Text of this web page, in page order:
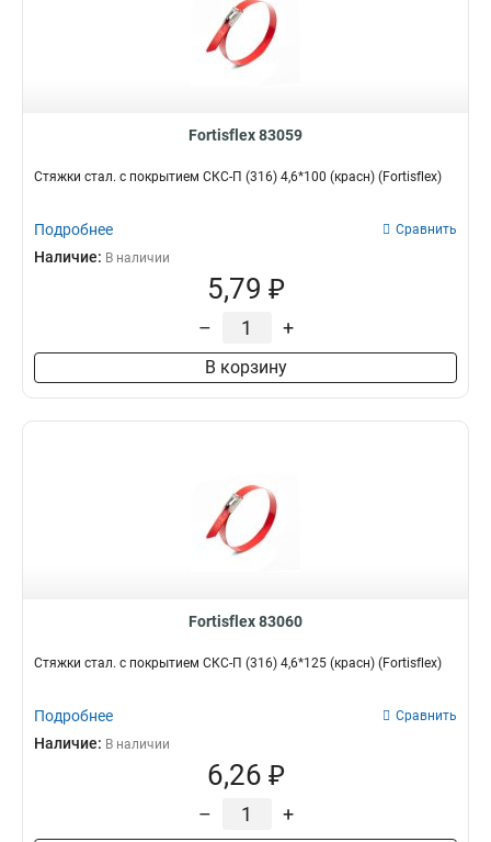
Fortisflex 83059
Стяжки стал. с покрытием СКС-П (316) 4,6*100 (красн) (Fortisflex)
Подробнее Сравнить
Наличие: В наличии
5,79 ₽
– +
В корзину
Fortisflex 83060
Стяжки стал. с покрытием СКС-П (316) 4,6*125 (красн) (Fortisflex)
Подробнее Сравнить
Наличие: В наличии
6,26 ₽
– +